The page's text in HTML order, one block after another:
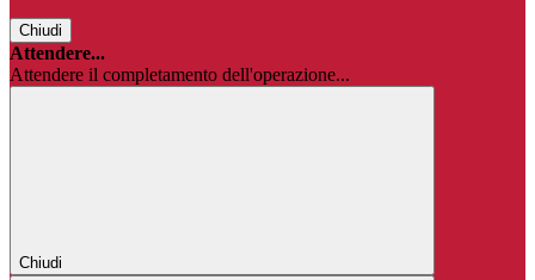
Chiudi
Attendere...
Attendere il completamento dell'operazione...
Chiudi